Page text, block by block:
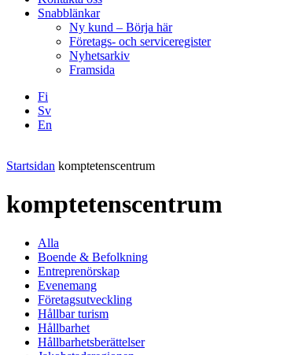
Snabblänkar
Ny kund – Börja här
Företags- och serviceregister
Nyhetsarkiv
Framsida
Fi
Sv
En
Startsidan komptetenscentrum
komptetenscentrum
Alla
Boende & Befolkning
Entreprenörskap
Evenemang
Företagsutveckling
Hållbar turism
Hållbarhet
Hållbarhetsberättelser